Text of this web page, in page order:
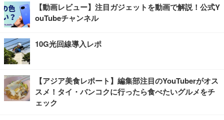
【動画レビュー】注目ガジェットを動画で解説！公式Y
ouTubeチャンネル
10G光回線導入レポ
【アジア美食レポート】編集部注目のYouTuberがオス
スメ！タイ・バンコクに行ったら食べたいグルメをチ
ェック